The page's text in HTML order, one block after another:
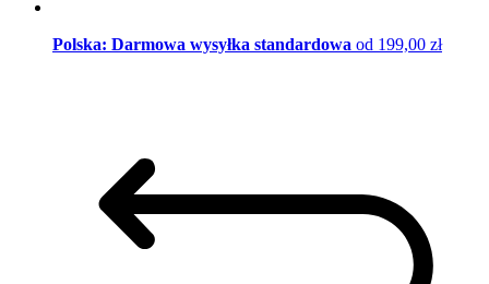
Polska: Darmowa wysyłka standardowa od 199,00 zł